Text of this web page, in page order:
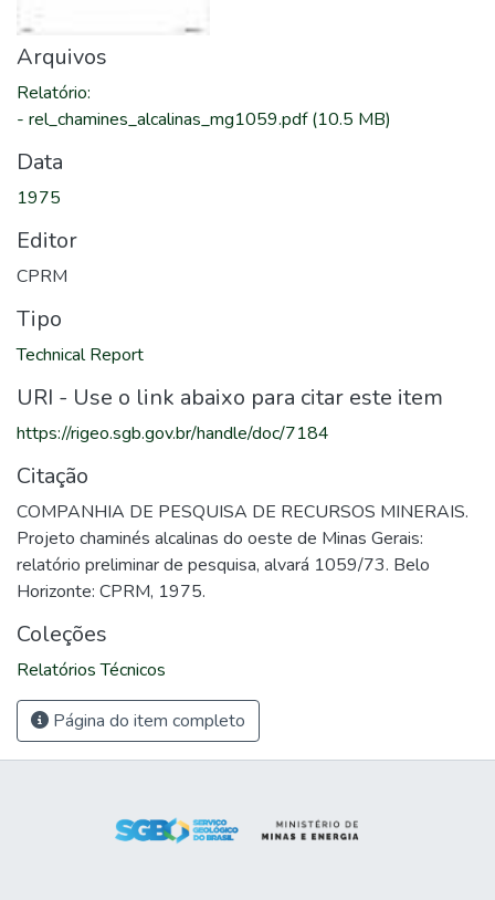
Arquivos
Relatório:
- rel_chamines_alcalinas_mg1059.pdf(10.5 MB)
Data
1975
Editor
CPRM
Tipo
Technical Report
URI - Use o link abaixo para citar este item
https://rigeo.sgb.gov.br/handle/doc/7184
Citação
COMPANHIA DE PESQUISA DE RECURSOS MINERAIS.
Projeto chaminés alcalinas do oeste de Minas Gerais:
relatório preliminar de pesquisa, alvará 1059/73. Belo
Horizonte: CPRM, 1975.
Coleções
Relatórios Técnicos
Página do item completo